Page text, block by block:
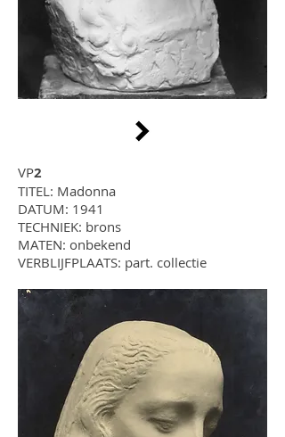
VP2
TITEL: Madonna
DATUM: 1941
TECHNIEK: brons
MATEN: onbekend
VERBLIJFPLAATS: part. collectie